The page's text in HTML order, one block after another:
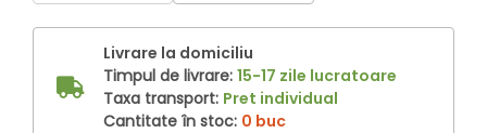
Livrare la domiciliu
Timpul de livrare: 15-17 zile lucratoare
Taxa transport: Pret individual
Cantitate în stoc: 0 buc